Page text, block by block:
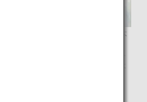
気やけが・障がいによりおからだが不
のお手伝いが必要なお客様（妊娠中・
連れ・お子様のみでのご旅行・ペット
適な空の旅をお楽しみいただけますよ
ただきます。
様へのご案内